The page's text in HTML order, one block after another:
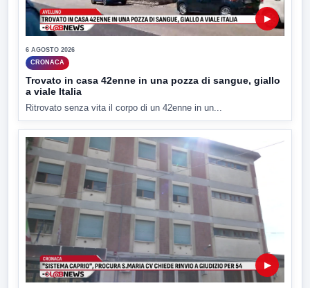
▶
6 AGOSTO 2026
CRONACA
Trovato in casa 42enne in una pozza di sangue, giallo
a viale Italia
Ritrovato senza vita il corpo di un 42enne in un...
▶